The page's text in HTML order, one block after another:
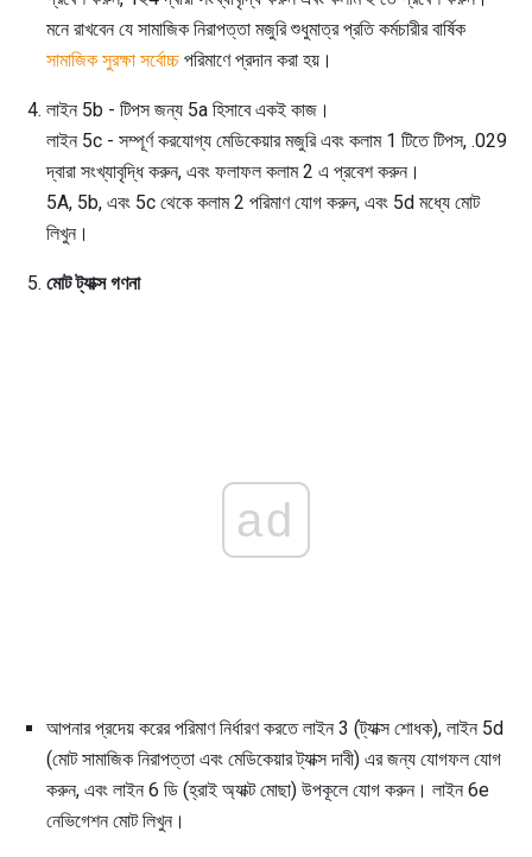
মনে রাখবেন যে সামাজিক নিরাপত্তা মজুরি শুধুমাত্র প্রতি কর্মচারীর বার্ষিক
সামাজিক সুরক্ষা সর্বোচ্চ পরিমাণে প্রদান করা হয়।
লাইন 5b - টিপস জন্য 5a হিসাবে একই কাজ।
লাইন 5c - সম্পূর্ণ করযোগ্য মেডিকেয়ার মজুরি এবং কলাম 1 টিতে টিপস, .029
দ্বারা সংখ্যাবৃদ্ধি করুন, এবং ফলাফল কলাম 2 এ প্রবেশ করুন।
5A, 5b, এবং 5c থেকে কলাম 2 পরিমাণ যোগ করুন, এবং 5d মধ্যে মোট
লিখুন।
মোট ট্যাক্স গণনা
ad
আপনার প্রদেয় করের পরিমাণ নির্ধারণ করতে লাইন 3 (ট্যাক্স শোধক), লাইন 5d
(মোট সামাজিক নিরাপত্তা এবং মেডিকেয়ার ট্যাক্স দাবী) এর জন্য যোগফল যোগ
করুন, এবং লাইন 6 ডি (হ্রাই অ্যাক্ট মোছা) উপকূলে যোগ করুন। লাইন 6e
নেভিগেশন মোট লিখুন।